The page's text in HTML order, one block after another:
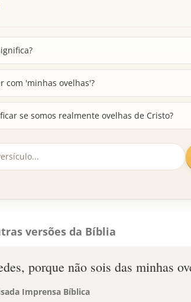
com 'minhas ovelhas'?
se somos realmente ovelhas de Cristo?
versões da Bíblia
porque não sois das minhas
Imprensa Bíblica